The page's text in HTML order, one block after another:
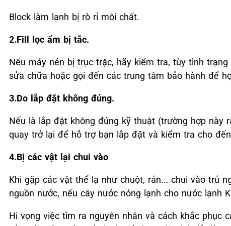
Block làm lạnh bị rò rỉ môi chất.
2.Fill lọc ẩm bị tắc.
Nếu máy nén bị trục trặc, hãy kiểm tra, tùy tình
sửa chữa hoặc gọi đến các trung tâm bảo hành để
3.Do lắp đặt không đúng.
Nếu là lắp đặt không đúng kỹ thuật (trường hợp này
quay trở lại để hỗ trợ bạn lắp đặt và kiểm tra cho
4.Bị các vật lại chui vào
Khi gặp các vật thể lạ như chuột, rán… chui vào trú
nguồn nước, nếu cây nước nóng lạnh cho nước lạnh
Hi vọng việc tìm ra nguyên nhân và cách khắc phục